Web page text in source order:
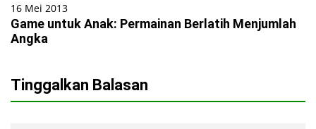
16 Mei 2013
Game untuk Anak: Permainan Berlatih Menjumlah
Angka
Tinggalkan Balasan